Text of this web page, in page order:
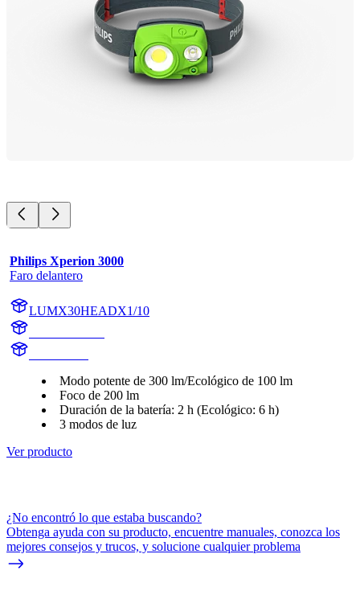
Philips Xperion 3000
Faro delantero
LUMX30HEADX1/10
Modo potente de 300 lm/Ecológico de 100 lm
Foco de 200 lm
Duración de la batería: 2 h (Ecológico: 6 h)
3 modos de luz
Ver producto
¿No encontró lo que estaba buscando?
Obtenga ayuda con su producto, encuentre manuales, conozca los
mejores consejos y trucos, y solucione cualquier problema